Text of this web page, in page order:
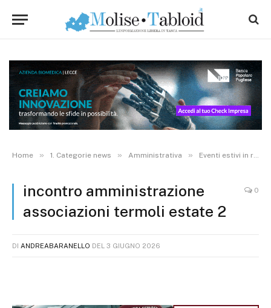
Home » 1. Categorie news » Amministrativa » Eventi estivi in rampa di lancio: a Termoli incontro tra amministrazione e associazioni
incontro amministrazione
associazioni termoli estate 2
0
DI ANDREABARANELLO DEL 3 GIUGNO 2026